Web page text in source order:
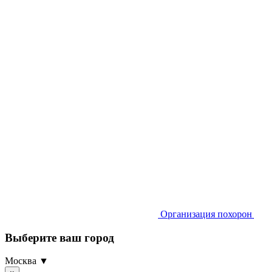
Организация похорон
Выберите ваш город
Москва ▼